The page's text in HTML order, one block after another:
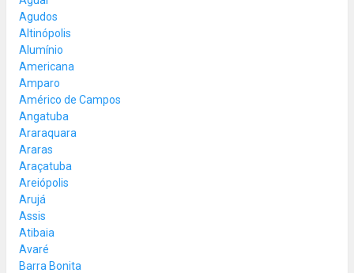
Agudos
Altinópolis
Alumínio
Americana
Amparo
Américo de Campos
Angatuba
Araraquara
Araras
Araçatuba
Areiópolis
Arujá
Assis
Atibaia
Avaré
Barra Bonita